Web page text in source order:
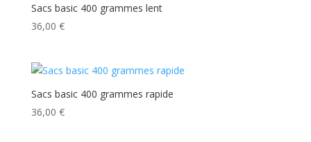
Sacs basic 400 grammes lent
36,00 €
Sacs basic 400 grammes rapide
36,00 €